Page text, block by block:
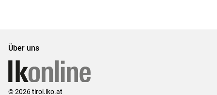
Über uns
© 2026 tirol.lko.at